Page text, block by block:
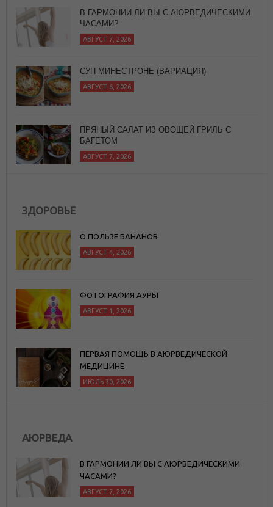
СУП МИНЕСТРОНЕ (ВАРИАЦИЯ)
АВГУСТ 6, 2026
ПРЯНЫЙ САЛАТ ИЗ ОВОЩЕЙ ГРИЛЬ С
БАГЕТОМ
ЗДОРОВЬЕ
О ПОЛЬЗЕ БАНАНОВ
АВГУСТ 4, 2026
ФОТОГРАФИЯ АУРЫ
АВГУСТ 1, 2026
ПЕРВАЯ ПОМОЩЬ В АЮРВЕДИЧЕСКОЙ
МЕДИЦИНЕ
ИЮЛЬ 30, 2026
АЮРВЕДА
В ГАРМОНИИ ЛИ ВЫ С АЮРВЕДИЧЕСКИМИ
ЧАСАМИ?
АВГУСТ 7, 2026